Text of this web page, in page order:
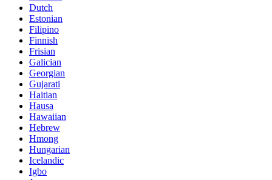
Dutch
Estonian
Filipino
Finnish
Frisian
Galician
Georgian
Gujarati
Haitian
Hausa
Hawaiian
Hebrew
Hmong
Hungarian
Icelandic
Igbo